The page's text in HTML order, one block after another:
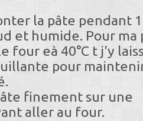
la pâte pendant
et humide. Pour ma
four eà 40°C t j'y
pour
finement sur une
aller au four.